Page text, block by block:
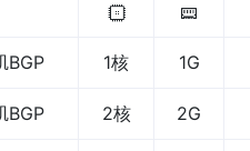
BGP 1核 1G
BGP 2核 2G